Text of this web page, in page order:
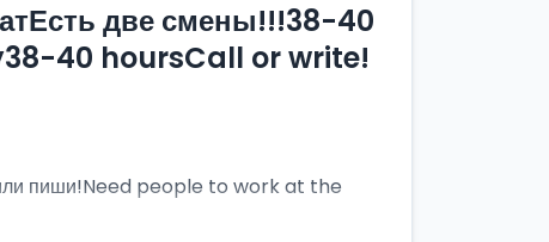
две смены!!!38-40
40 hoursCall or write!
пиши!Need people to work at the